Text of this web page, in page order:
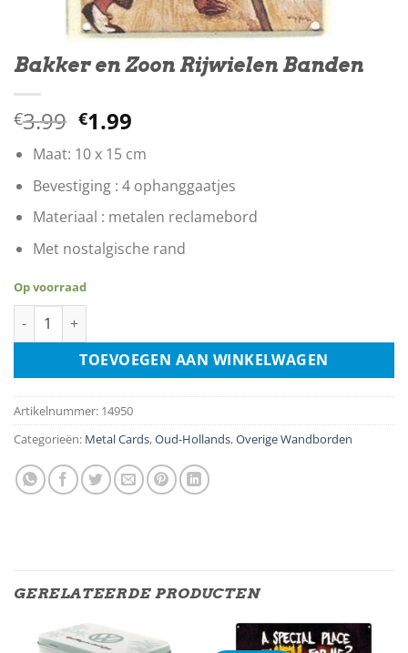
Bakker en Zoon Rijwielen Banden
€3.99 Oorspronkelijke
prijs
was:
€3.99.
€1.99
is:
€1.99.
Maat: 10 x 15 cm
Bevestiging : 4 ophanggaatjes
Materiaal : metalen reclamebord
Met nostalgische rand
Op voorraad
Bakker en Zoon Rijwielen Banden aantal
TOEVOEGEN AAN WINKELWAGEN
Artikelnummer: 14950
Categorieën: Metal Cards,Oud-Hollands,Overige Wandborden
GERELATEERDE PRODUCTEN